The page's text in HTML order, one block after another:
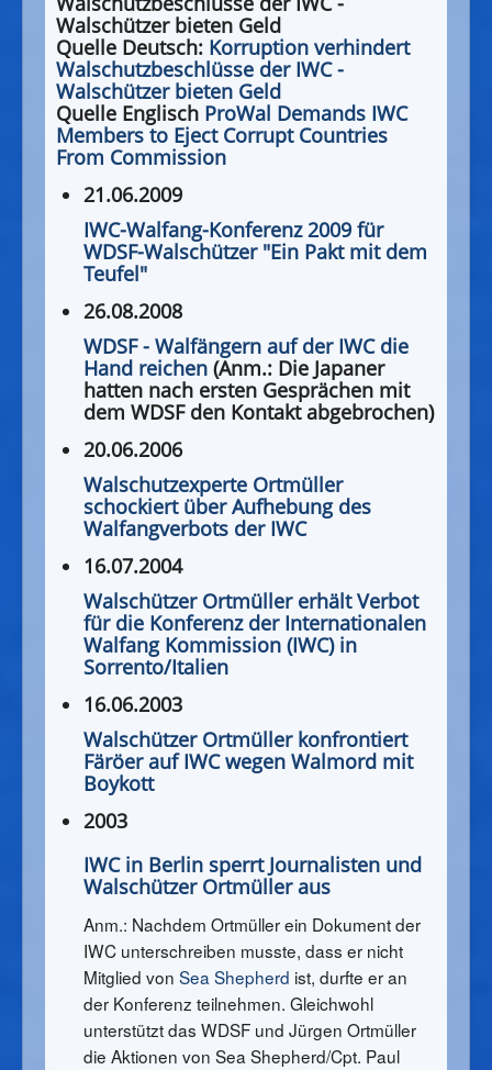
Walschützer bieten Geld
Quelle Deutsch: Korruption verhindert
Walschutzbeschlüsse der IWC -
Walschützer bieten Geld
Quelle Englisch ProWal Demands IWC
Members to Eject Corrupt Countries
From Commission
21.06.2009
IWC-Walfang-Konferenz 2009 für
WDSF-Walschützer "Ein Pakt mit dem
Teufel"
26.08.2008
WDSF - Walfängern auf der IWC die
Hand reichen (Anm.: Die Japaner
hatten nach ersten Gesprächen mit
dem WDSF den Kontakt abgebrochen)
20.06.2006
Walschutzexperte Ortmüller
schockiert über Aufhebung des
Walfangverbots der IWC
16.07.2004
Walschützer Ortmüller erhält Verbot
für die Konferenz der Internationalen
Walfang Kommission (IWC) in
Sorrento/Italien
16.06.2003
Walschützer Ortmüller konfrontiert
Färöer auf IWC wegen Walmord mit
Boykott
2003
IWC in Berlin sperrt Journalisten und
Walschützer Ortmüller aus
Anm.: Nachdem Ortmüller ein Dokument der
IWC unterschreiben musste, dass er nicht
Mitglied von Sea Shepherd ist, durfte er an
der Konferenz teilnehmen. Gleichwohl
unterstützt das WDSF und Jürgen Ortmüller
die Aktionen von Sea Shepherd/Cpt. Paul